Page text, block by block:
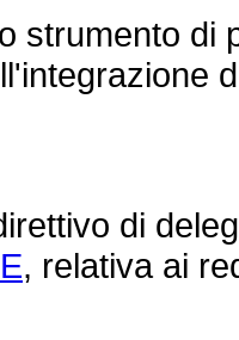
di
di
, relativa ai